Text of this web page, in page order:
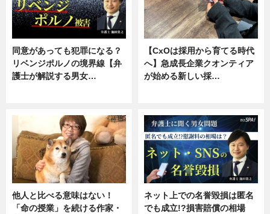
同意があっても犯罪になる？
リベンジポルノの境界線【弁
護士が解説する男女…
【CxOは採用から育てる時代
へ】急成長企業クオンティア
が始める新しい採…
他人と比べる意味はない！
「命の授業」を続ける作家・
ネット上での名誉毀損は匿名
でも成立!?損害賠償の相場